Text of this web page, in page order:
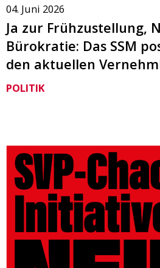
04. Juni 2026
Ja zur Frühzustellung,
Bürokratie: Das SSM
den aktuellen
POLITIK